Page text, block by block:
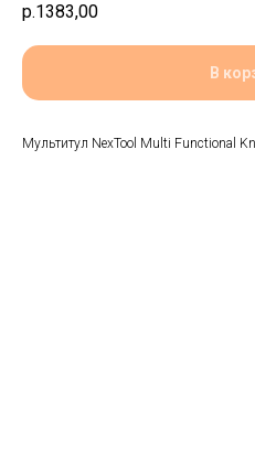
р.1383,00
В
Мультитул NexTool Multi Functional